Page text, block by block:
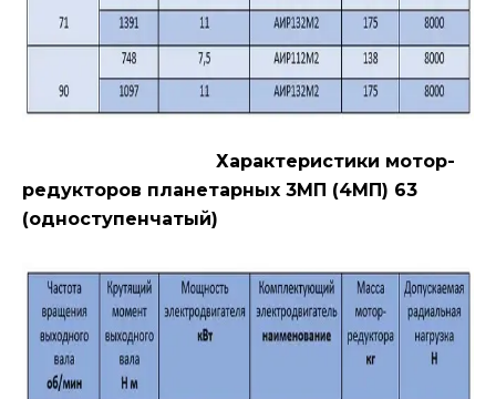
Характеристики мотор-
редукторов планетарных 3МП (4МП) 63
(одноступенчатый)